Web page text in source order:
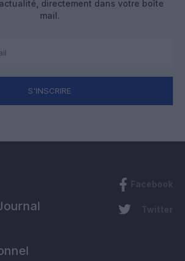
directement dans votre boîte
mail.
S'INSCRIRE